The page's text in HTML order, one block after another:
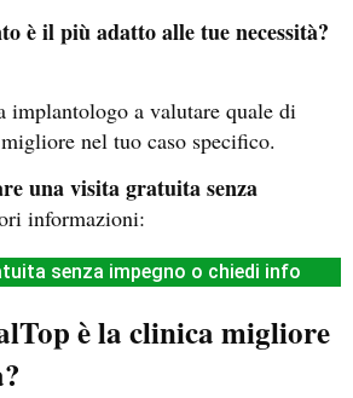
è il più adatto alle tue necessità?
implantologo a valutare quale di
nel tuo caso specifico.
una visita gratuita senza
informazioni:
senza impegno o chiedi info
è la clinica migliore